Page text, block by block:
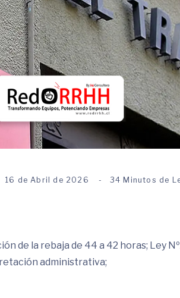
16 de Abril de 2026 34 Minutos de
de la rebaja de 44 a 42 horas; Ley
administrativa;